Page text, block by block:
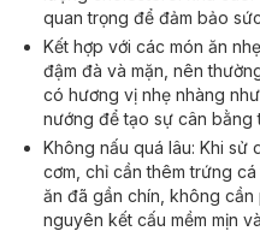
quan trọng để đảm bảo
Kết hợp với các món ăn
đậm đà và mặn, nên
có hương vị nhẹ nhàng
nướng để tạo sự cân bằng
Không nấu quá lâu: Khi sử
cơm, chỉ cần thêm trứng
ăn đã gần chín, không
nguyên kết cấu mềm mịn